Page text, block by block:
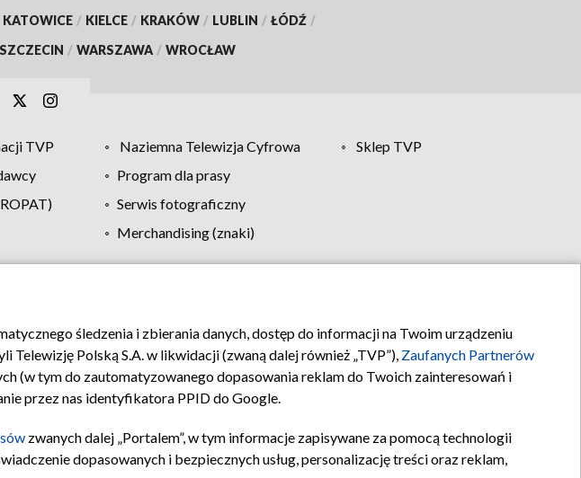
KATOWICE / KIELCE / KRAKÓW / LUBLIN / ŁÓDŹ /
SZCZECIN / WARSZAWA / WROCŁAW
TVP Naziemna Telewizja Cyfrowa
Sklep TVP
Program dla prasy
Serwis fotograficzny
Merchandising (znaki)
Pomoc Biuro reklamy Kontakt
śledzenia i zbierania danych, dostęp do informacji na Twoim urządzeniu
Polską S.A. w likwidacji (zwaną dalej również „TVP”), Zaufanych Partnerów
(w tym do zautomatyzowanego dopasowania reklam do Twoich zainteresowań i
przez nas identyfikatora PPID do Google.
zwanych dalej „Portalem”, w tym informacje zapisywane za pomocą technologii
dopasowanych i bezpiecznych usług, personalizację treści oraz reklam,